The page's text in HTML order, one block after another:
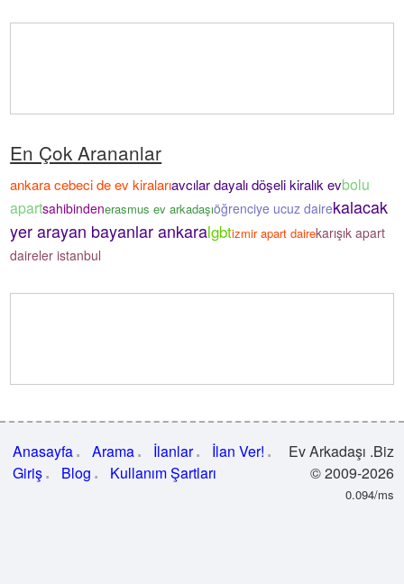
En Çok Arananlar
ankara cebeci de ev kiralarıavcılar dayalı döşeli kiralık evbolu
apartsahibindenerasmus ev arkadaşıöğrenciye ucuz dairekalacak
yer arayan bayanlar ankaralgbtizmir apart dairekarışık apart
daireler istanbul
Anasayfa Arama İlanlar
İlan Ver!
Giriş
Blog Kullanım Şartları
Ev Arkadaşı .Biz
© 2009-2026
0.094/ms